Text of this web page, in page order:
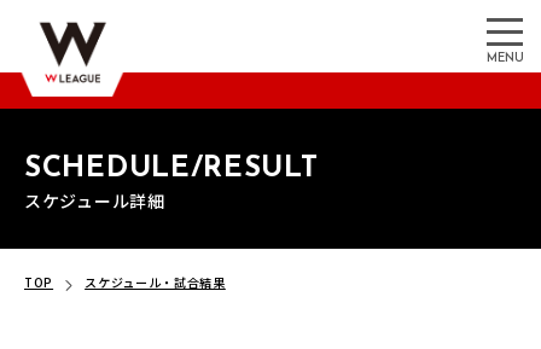
MENU
SCHEDULE/RESULT
スケジュール詳細
TOP スケジュール・試合結果